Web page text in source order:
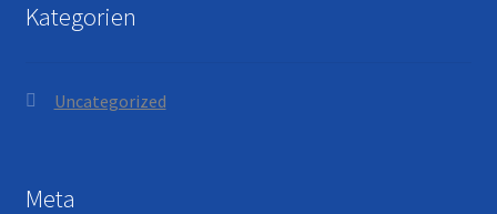
Kategorien
Uncategorized
Meta